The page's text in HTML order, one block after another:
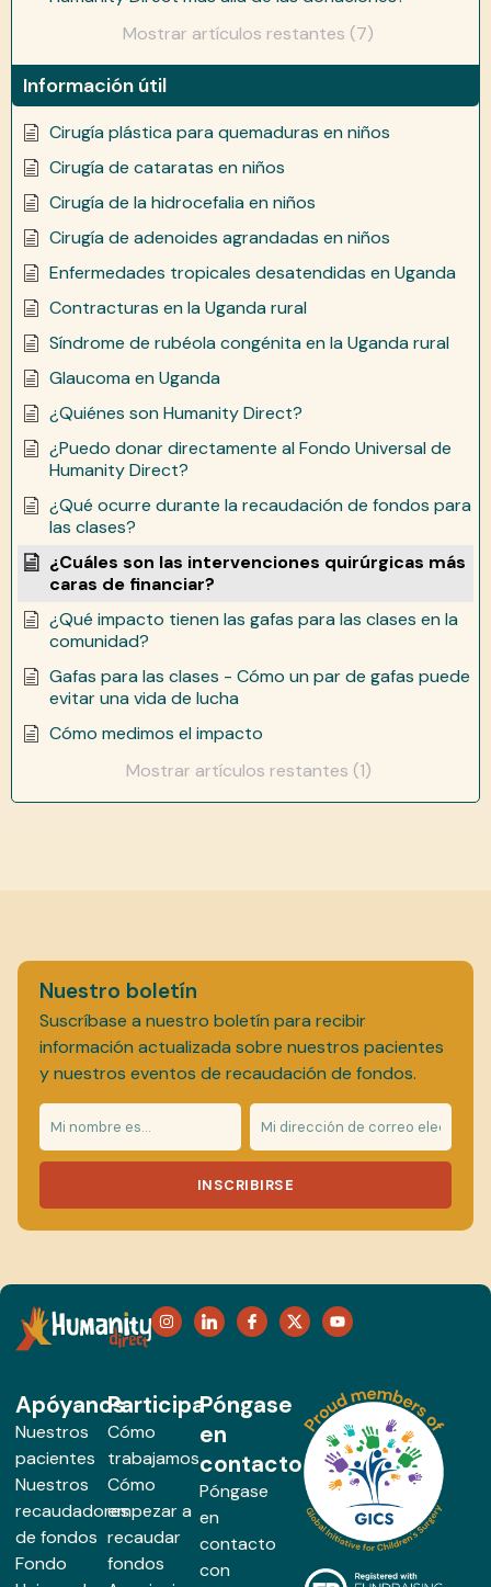
Mostrar artículos restantes (7)
Información útil
Cirugía plástica para quemaduras en niños
Cirugía de cataratas en niños
Cirugía de la hidrocefalia en niños
Cirugía de adenoides agrandadas en niños
Enfermedades tropicales desatendidas en Uganda
Contracturas en la Uganda rural
Síndrome de rubéola congénita en la Uganda rural
Glaucoma en Uganda
¿Quiénes son Humanity Direct?
¿Puedo donar directamente al Fondo Universal de
Humanity Direct?
¿Qué ocurre durante la recaudación de fondos para
las clases?
¿Cuáles son las intervenciones quirúrgicas más
caras de financiar?
¿Qué impacto tienen las gafas para las clases en la
comunidad?
Gafas para las clases - Cómo un par de gafas puede
evitar una vida de lucha
Cómo medimos el impacto
Mostrar artículos restantes (1)
Nuestro boletín
Suscríbase a nuestro boletín para recibir
información actualizada sobre nuestros pacientes
y nuestros eventos de recaudación de fondos.
INSCRIBIRSE
Apóyanos
Nuestros
pacientes
Nuestros
recaudadores
de fondos
Fondo
Participa
Cómo
trabajamos
Cómo
empezar a
recaudar
fondos
Póngase
en
contacto
Póngase
en
contacto
con